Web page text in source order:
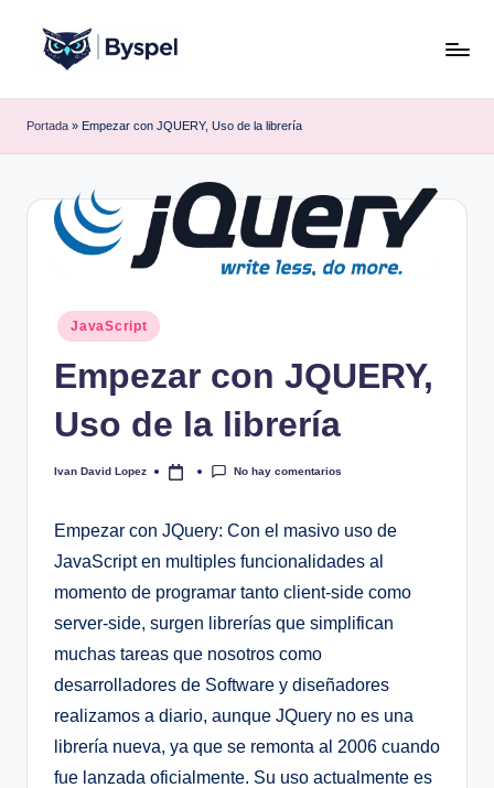
contenido
y
s
p
Portada » Empezar con JQUERY, Uso de la librería
Publicado
en
JavaScript
Empezar con JQUERY,
Uso de la librería
Publicado
Ivan David Lopez No hay comentarios
Empezar con JQuery: Con el masivo uso de
JavaScript en multiples funcionalidades al
momento de programar tanto client-side como
server-side, surgen librerías que simplifican
muchas tareas que nosotros como
desarrolladores de Software y diseñadores
realizamos a diario, aunque JQuery no es una
librería nueva, ya que se remonta al 2006 cuando
fue lanzada oficialmente. Su uso actualmente es